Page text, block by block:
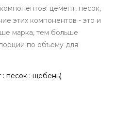
цемент, песок,
этих компонентов - это и
марка, тем больше
по объему для
: песок : щебень)